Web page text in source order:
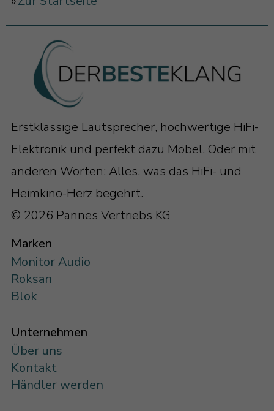
Erstklassige Lautsprecher, hochwertige HiFi-
Elektronik und perfekt dazu Möbel. Oder mit
anderen Worten: Alles, was das HiFi- und
Heimkino-Herz begehrt.
© 2026 Pannes Vertriebs KG
Marken
Monitor Audio
Roksan
Blok
Unternehmen
Über uns
Kontakt
Händler werden